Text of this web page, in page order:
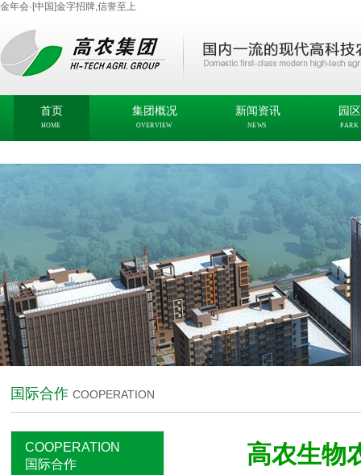
金年会·[中国]金字招牌,信誉至上
首页
HOME
集团概况
OVERVIEW
新闻资讯
NEWS
园
PARK
国际合作 COOPERATION
COOPERATION
国际合作
高农生物